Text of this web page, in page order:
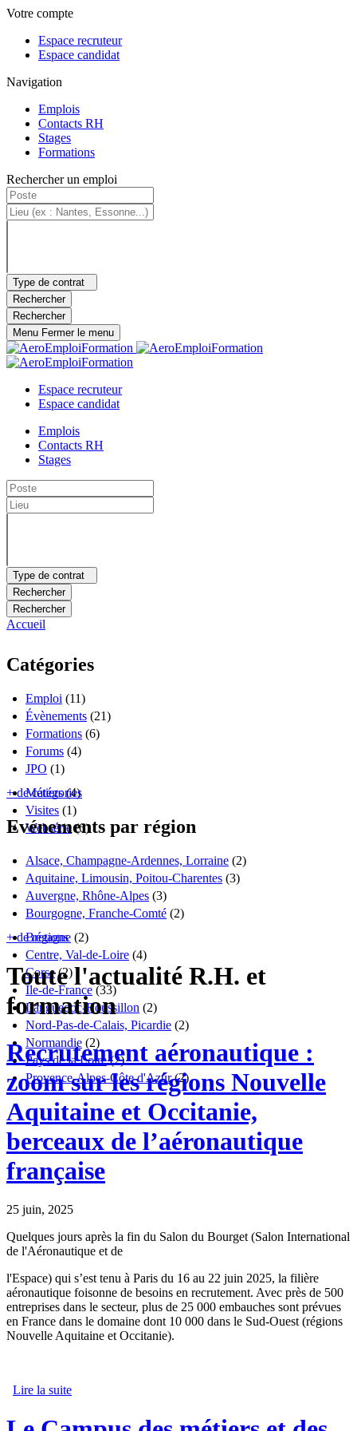
Aller au contenu principal
Menu principal
Votre compte
Espace recruteur
Espace candidat
Navigation
Emplois
Contacts RH
Stages
Formations
Rechercher un emploi
Type de contrat
Rechercher
Rechercher
Menu Fermer le menu
Espace recruteur
Espace candidat
Emplois
Contacts RH
Stages
Type de contrat
Rechercher
Rechercher
Accueil
Catégories
Emploi (11)
Évènements (21)
Formations (6)
Forums (4)
JPO (1)
Métiers(4)
Visites (1)
Websérie(6)
+ de catégories
Evénements par région
Alsace, Champagne-Ardennes, Lorraine (2)
Aquitaine, Limousin, Poitou-Charentes (3)
Auvergne, Rhône-Alpes (3)
Bourgogne, Franche-Comté (2)
Bretagne (2)
Centre, Val-de-Loire (4)
Corse(2)
Île-de-France (33)
Languedoc-Roussillon (2)
Nord-Pas-de-Calais, Picardie (2)
Normandie (2)
Pays de la Loire(2)
Provence-Alpes-Côte d'Azur(2)
+ de régions
Toute l'actualité R.H. et
formation
Recrutement aéronautique :
zoom sur les régions Nouvelle
Aquitaine et Occitanie,
berceaux de l’aéronautique
française
25 juin, 2025
Quelques jours après la fin du Salon du Bourget (Salon International
de l'Aéronautique et de
l'Espace) qui s’est tenu à Paris du 16 au 22 juin 2025, la filière
aéronautique foisonne de besoins en recrutement. Avec près de 500
entreprises dans le secteur, plus de 25 000 embauches sont prévues
en France dans le domaine dont 10 000 dans le Sud-Ouest (régions
Nouvelle Aquitaine et Occitanie).
Lire la suite
l’aéronautique française
Panneau de gestion des cookies